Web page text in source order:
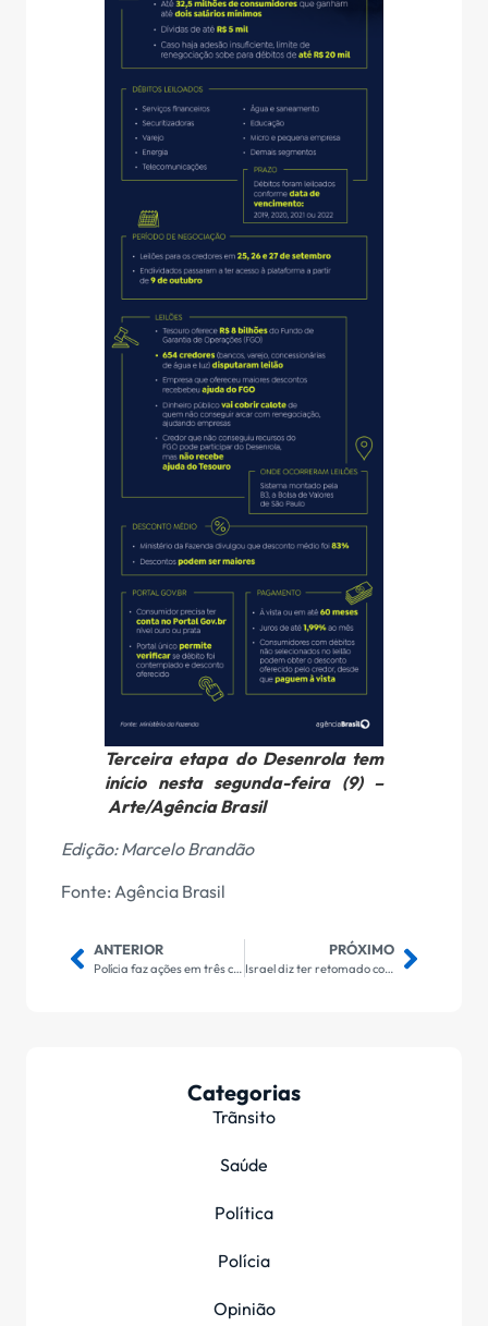
Terceira etapa do Desenrola tem
início nesta segunda-feira (9) –
Arte/Agência Brasil
Edição: Marcelo Brandão
Fonte: Agência Brasil
ANTERIOR
Polícia faz ações em três conjuntos de favelas do Rio com mil agentes
PRÓXIMO
Israel diz ter retomado controle de territórios e anuncia bloqueio a Gaza
Categorias
Trãnsito
Saúde
Política
Polícia
Opinião